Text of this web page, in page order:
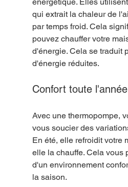
qui extrait la chaleur de
par temps froid. Cela
pouvez chauffer votre
d'énergie. Cela se traduit
d'énergie réduites.
Confort toute l'année
Avec une thermopompe,
vous soucier des
En été, elle refroidit votre
elle la chauffe. Cela vous
d'un environnement
la saison.